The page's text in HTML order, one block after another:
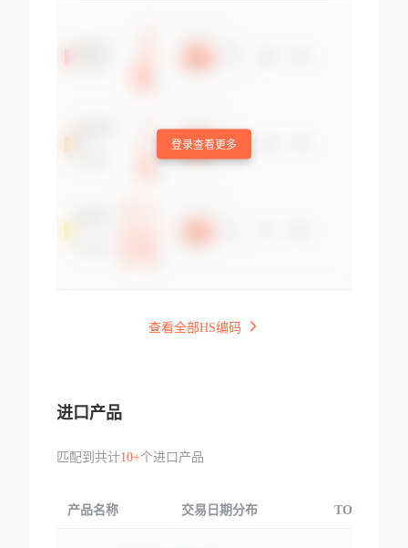
登录查看更多
查看全部HS编码
进口产品
匹配到共计10+个进口产品
产品名称 交易日期分布 TOP3交易国